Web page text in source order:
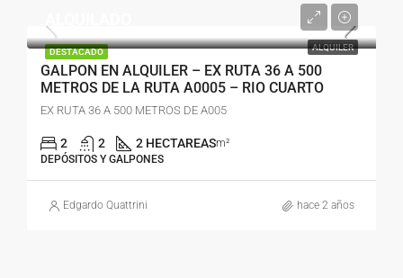
DESTACADO ALQUILER
GALPON EN ALQUILER – EX RUTA 36 A 500
METROS DE LA RUTA A0005 – RIO CUARTO
EX RUTA 36 A 500 METROS DE A005
2 2 2 HECTAREASm²
DEPÓSITOS Y GALPONES
Edgardo Quattrini hace 2 años